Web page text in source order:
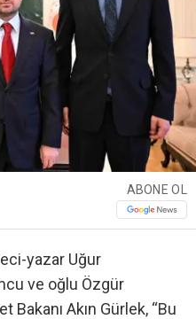
ABONE OL
yazar Uğur
ve oğlu Özgür
Bakanı Akın Gürlek, “Bu